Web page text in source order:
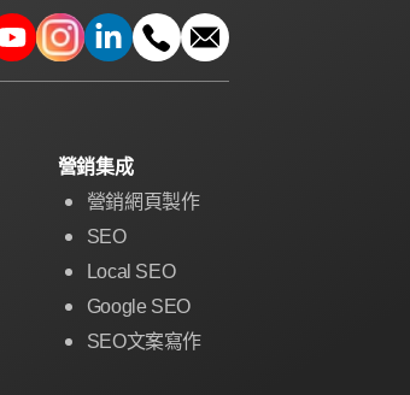
營銷集成
營銷網頁製作
SEO
Local SEO
Google SEO
SEO文案寫作